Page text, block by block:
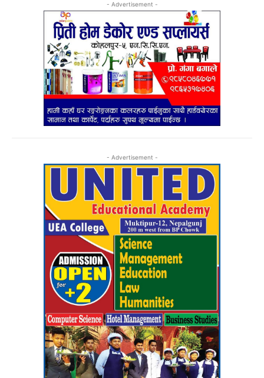
- Advertisement -
- Advertisement -